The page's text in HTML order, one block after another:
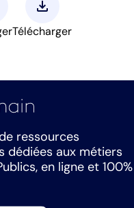
download
Télécharger
ressources
dédiées aux métiers
en ligne et 100%